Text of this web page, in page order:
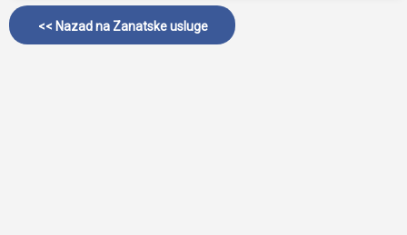
<< Nazad na Zanatske usluge